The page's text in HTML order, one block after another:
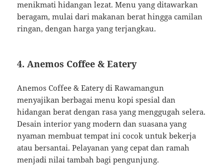
menikmati hidangan lezat. Menu yang ditawarkan
beragam, mulai dari makanan berat hingga camilan
ringan, dengan harga yang terjangkau.
4.Anemos Coffee & Eatery
Anemos Coffee & Eatery di Rawamangun
menyajikan berbagai menu kopi spesial dan
hidangan berat dengan rasa yang menggugah selera.
Desain interior yang modern dan suasana yang
nyaman membuat tempat ini cocok untuk bekerja
atau bersantai. Pelayanan yang cepat dan ramah
menjadi nilai tambah bagi pengunjung.